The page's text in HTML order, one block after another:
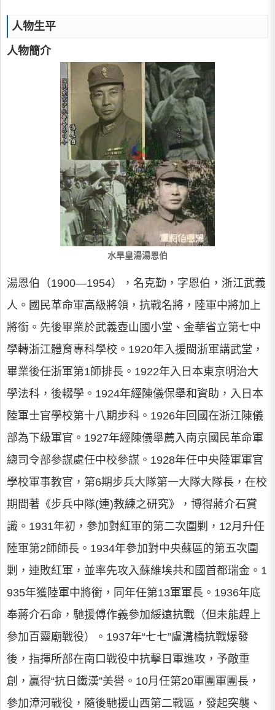
人物生平
人物簡介
水旱皇湯湯恩伯
湯恩伯（1900—1954），名克勤，字恩伯，浙江武義
人。國民革命軍高級將領，抗戰名將，陸軍中將加上
將銜。先後畢業於武義壺山國小堂、金華省立第七中
學轉浙江體育專科學校。1920年入援閩浙軍講武堂，
畢業後任浙軍第1師排長。1922年入日本東京明治大
學法科，後輟學。1924年經陳儀保舉和資助，入日本
陸軍士官學校第十八期步科。1926年回國在浙江陳儀
部為下級軍官。1927年經陳儀舉薦入南京國民革命軍
總司令部參謀處任中校參謀。1928年任中央陸軍軍官
學校軍事教官，第6期步兵大隊第一大隊大隊長，在校
期間著《步兵中隊(連)教練之研究》，博得蔣介石賞
識。1931年初，參加對紅軍的第二次圍剿，12月升任
陸軍第2師師長。1934年參加對中央蘇區的第五次圍
剿，連敗紅軍，並率先攻入蘇維埃共和國首都瑞金。1
935年獲陸軍中將銜，同年任第13軍軍長。1936年底
奉蔣介石命，馳援傅作義參加綏遠抗戰（但未能趕上
參加百靈廟戰役）。1937年“七七”盧溝橋抗戰爆發
後，指揮所部在南口戰役中抗擊日軍進攻，予敵重
創，贏得“抗日鐵漢”美譽。10月任第20軍團軍團長，
參加漳河戰役，隨後馳援山西第二戰區，發起突襲、